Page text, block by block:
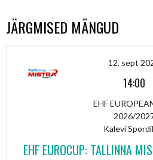
JÄRGMISED MÄNGUD
12. sept
14:00
EHF
2026/
Kalevi
EHF EUROCUP: TALLINNA